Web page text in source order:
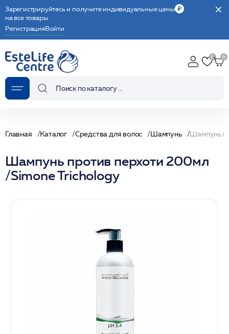
Зарегистрируйтесь и получите индивидуальные цены
на все товары
РегистрацияВойти
Главная Каталог Средства для волос Шампунь
Шампунь против перхоти 200мл
/Simone Trichology